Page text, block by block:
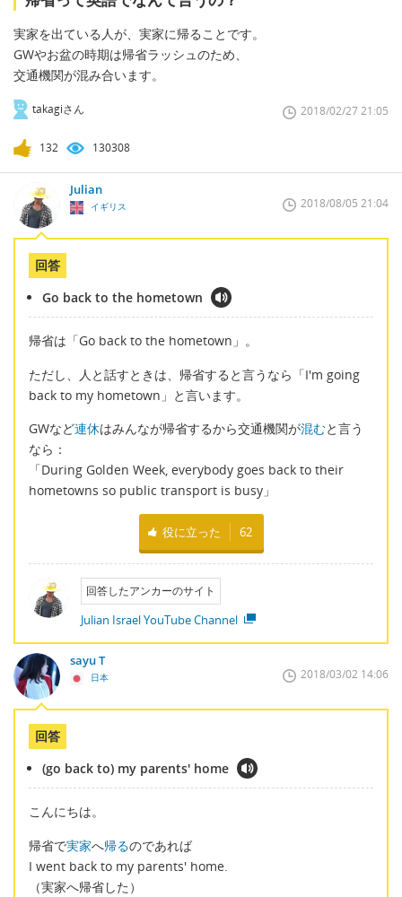
実家を出ている人が、実家に帰ることです。
GWやお盆の時期は帰省ラッシュのため、
交通機関が混み合います。
takagiさん 2018/02/27 21:05
132 130308
Julian
イギリス 2018/08/05 21:04
回答
Go back to the hometown
帰省は「Go back to the hometown」。
ただし、人と話すときは、帰省すると言うなら「I'm going
back to my hometown」と言います。
GWなど連休はみんなが帰省するから交通機関が混むと言う
なら：
「During Golden Week, everybody goes back to their
hometowns so public transport is busy」
役に立った 62
回答したアンカーのサイト
Julian Israel YouTube Channel
sayu T
日本 2018/03/02 14:06
回答
(go back to) my parents' home
こんにちは。
帰省で実家へ帰るのであれば
I went back to my parents' home.
（実家へ帰省した）